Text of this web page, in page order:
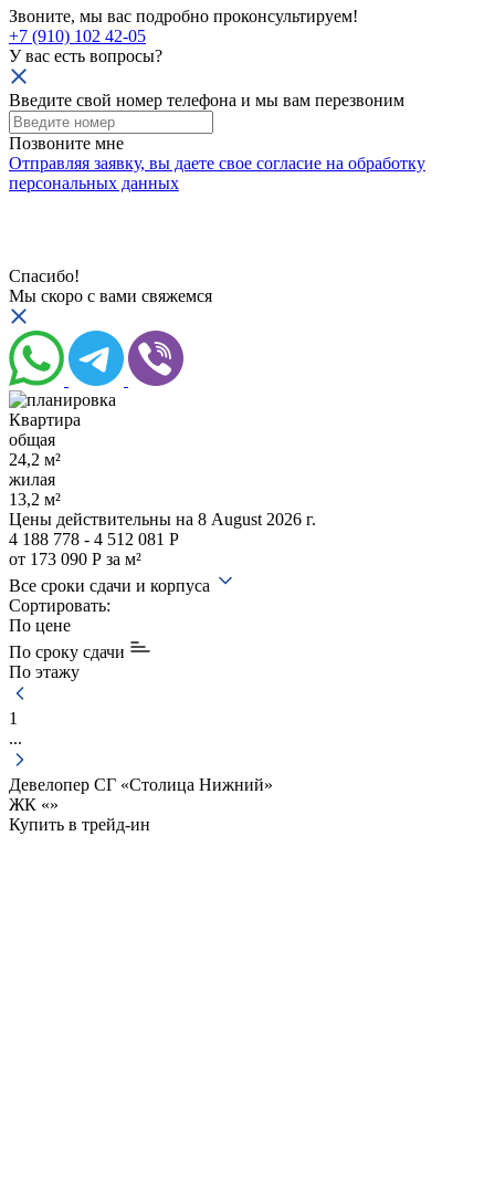
Звоните, мы вас подробно проконсультируем!
+7 (910) 102 42-05
У вас есть вопросы?
Введите свой номер телефона и мы вам перезвоним
Позвоните мне
Отправляя заявку, вы даете свое согласие на обработку
персональных данных
Спасибо!
Мы скоро с вами свяжемся
Квартира
общая
24,2 м²
жилая
13,2 м²
Цены действительны на 8 August 2026 г.
4 188 778 - 4 512 081 Р
от 173 090 Р за м²
Все сроки сдачи и корпуса
Сортировать:
По цене
По сроку сдачи
По этажу
1
...
Девелопер СГ «Столица Нижний»
ЖК «»
Купить в трейд-ин